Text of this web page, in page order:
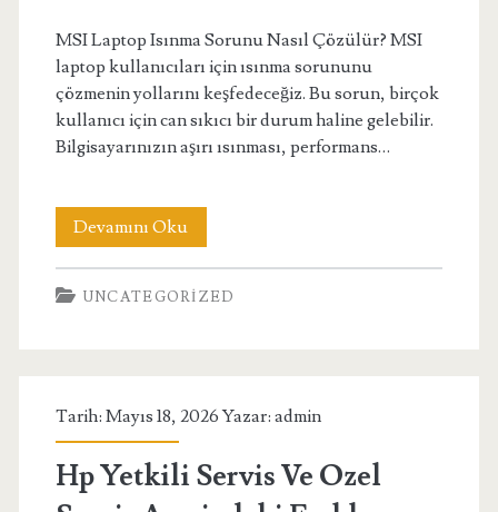
MSI Laptop Isınma Sorunu Nasıl Çözülür? MSI
laptop kullanıcıları için ısınma sorununu
çözmenin yollarını keşfedeceğiz. Bu sorun, birçok
kullanıcı için can sıkıcı bir durum haline gelebilir.
Bilgisayarınızın aşırı ısınması, performans…
Devamını OkuMsi
Laptop
İsinma
Cozulur
UNCATEGORIZED
Tarih: Mayıs 18, 2026 Yazar: admin
Hp Yetkili Servis Ve Ozel